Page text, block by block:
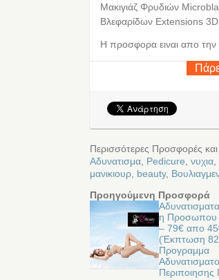
Μακιγιάζ Φρυδιών
Βλεφαρίδων Extensions
Η προσφορα ειναι απο
Περισσότερες Προσφορές
Αδυνατισμα, Pedicure νυχια,
μανικιουρ, beauty,
Προηγούμενη Προσφορά
η Προσωπου
– 79€ απο
(Έκπτωση
Προγραμμα